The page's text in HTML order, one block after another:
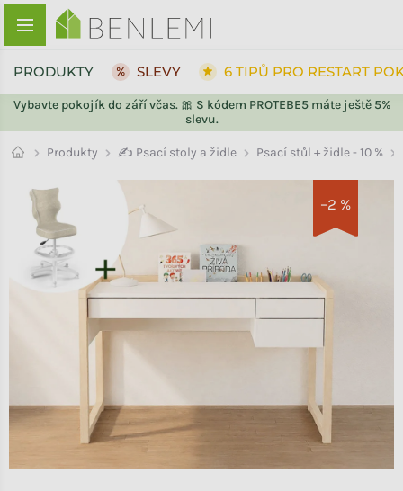
Přejít na obsah
Vybavte pokojík do září včas. 🎀 S kódem PROTEBE5 máte ještě 5%
slevu.
PRODUKTY SLEVY 6 TIPŮ PRO RESTART
Produkty ✍️ Psací stoly a židle Psací stůl + židle - 10 %
–2 %
ZPĚT DO OBCHODU